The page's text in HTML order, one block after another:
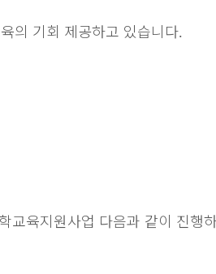
의 기회 제공하고 있습니다.
교육지원사업 다음과 같이 진행